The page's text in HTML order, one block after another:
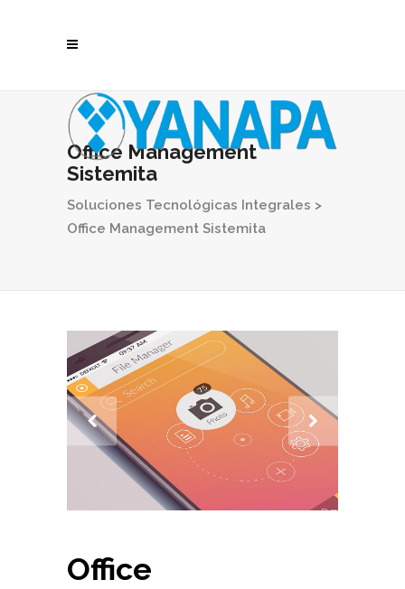
Office Management
Sistemita
Soluciones Tecnológicas Integrales >
Office Management Sistemita
Office